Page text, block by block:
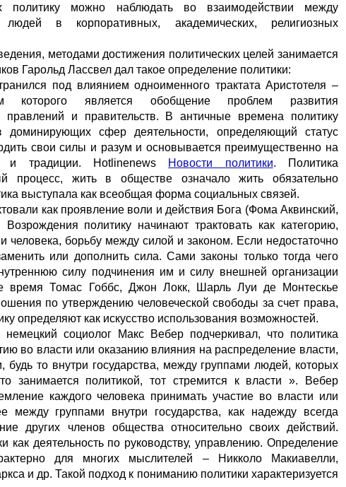
политику можно наблюдать во взаимодействии между
в корпоративных, академических, религиозных
методами достижения политических целей занимается
Гарольд Лассвел дал такое определение политики:
под влиянием одноименного трактата Аристотеля –
которого является обобщение проблем развития
правлений и правительств. В античные времена политику
доминирующих сфер деятельности, определяющий статус
свои силы и разум и основывается преимущественно на
и традиции. Hotlinenews
Новости политики. Политика
процесс, жить в обществе означало жить обязательно
выступала как всеобщая форма социальных связей.
как проявление воли и действия Бога (Фома Аквинский,
политику начинают трактовать как категорию,
человека, борьбу между силой и законом. Если недостаточно
или дополнить сила. Сами законы только тогда чего
силу подчинения им и силу внешней организации
время Томас Гоббс, Джон Локк, Шарль Луи де Монтескье
по утверждению человеческой свободы за счет права,
определяют как искусство использования возможностей.
немецкий социолог Макс Вебер подчеркивал, что политика
во власти или оказанию влияния на распределение власти,
будь то внутри государства, между группами людей, которых
занимается политикой, тот стремится к власти ». Вебер
каждого человека принимать участие во власти или
между группами внутри государства, как надежду всегда
других членов общества относительно своих действий.
как деятельность по руководству, управлению. Определение
для многих мыслителей – Никколо Макиавелли,
и др. Такой подход к пониманию политики характеризуется